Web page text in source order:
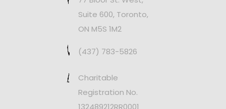
Suite 600, Toronto,
ON M5S 1M2
(437) 783-5826
Charitable
Registration No.
132489212RR0001